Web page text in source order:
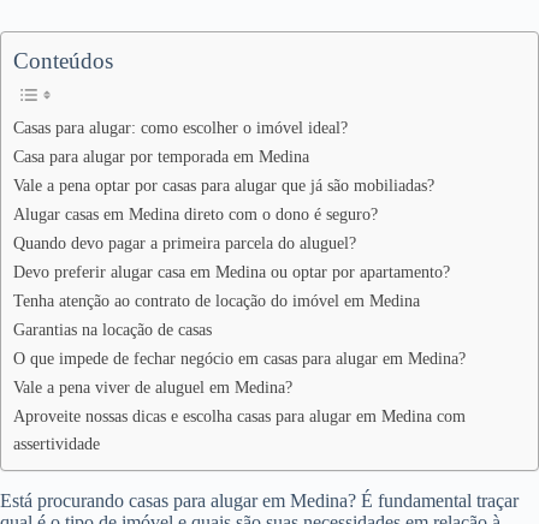
Conteúdos
Casas para alugar: como escolher o imóvel ideal?
Casa para alugar por temporada em Medina
Vale a pena optar por casas para alugar que já são mobiliadas?
Alugar casas em Medina direto com o dono é seguro?
Quando devo pagar a primeira parcela do aluguel?
Devo preferir alugar casa em Medina ou optar por apartamento?
Tenha atenção ao contrato de locação do imóvel em Medina
Garantias na locação de casas
O que impede de fechar negócio em casas para alugar em Medina?
Vale a pena viver de aluguel em Medina?
Aproveite nossas dicas e escolha casas para alugar em Medina com
assertividade
Está procurando casas para alugar em Medina? É fundamental traçar